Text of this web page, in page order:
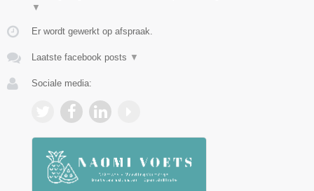
▼
Er wordt gewerkt op afspraak.
Laatste facebook posts ▼
Sociale media: